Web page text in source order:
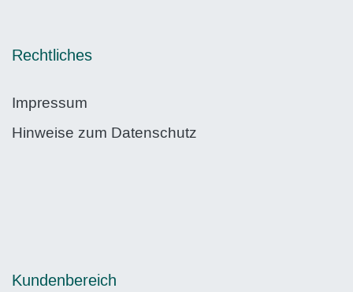
Rechtliches
Impressum
Hinweise zum Datenschutz
Kundenbereich